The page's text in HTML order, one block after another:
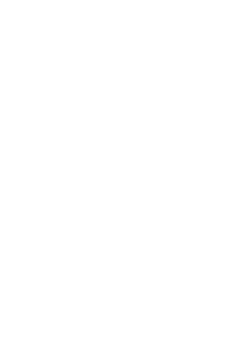
D'AUTREFOIS, VIE QUOTIDIENNE D'HIER,